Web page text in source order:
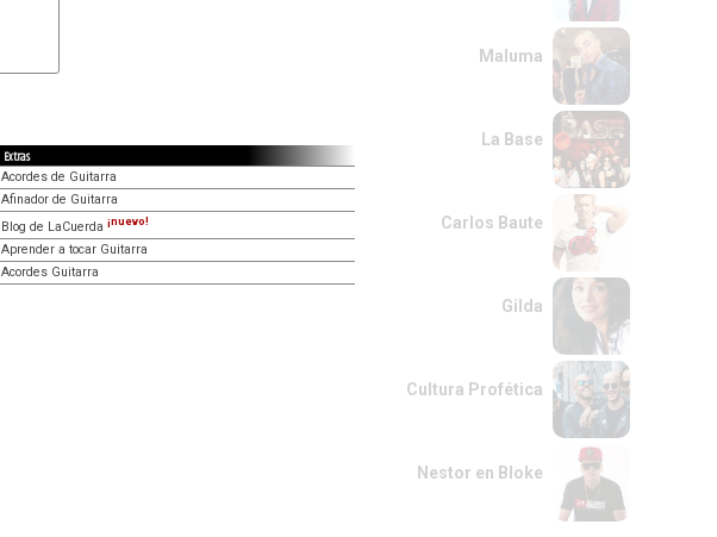
Extras
Acordes de Guitarra
Afinador de Guitarra
Blog de LaCuerda ¡nuevo!
Aprender a tocar Guitarra
Acordes Guitarra
Maluma
La Base
Carlos Baute
Gilda
Cultura Profética
Nestor en Bloke